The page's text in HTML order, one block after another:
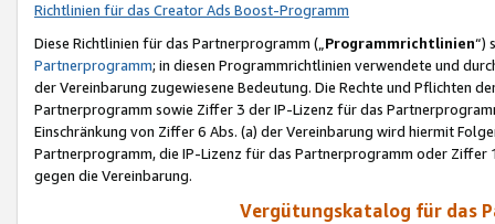
Richtlinien für das Creator Ads Boost-Programm
Diese Richtlinien für das Partnerprogramm („Programmrichtlinien“)
Partnerprogramm; in diesen Programmrichtlinien verwendete und
der Vereinbarung zugewiesene Bedeutung. Die Rechte und Pflichten
Partnerprogramm sowie Ziffer 3 der IP-Lizenz für das
Einschränkung von Ziffer 6 Abs. (a) der Vereinbarung wird hiermit
Partnerprogramm, die IP-Lizenz für das Partnerprogramm oder
gegen die Vereinbarung.
Vergütungskatalog für das